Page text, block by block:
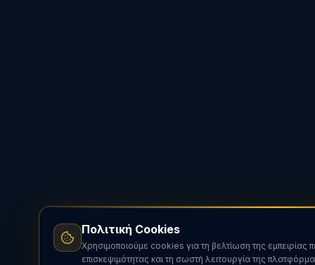
Πολιτική Cookies
Χρησιμοποιούμε cookies για τη βελτίωση της εμπειρίας
επισκεψιμότητας και τη σωστή λειτουργία της